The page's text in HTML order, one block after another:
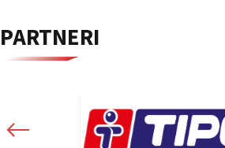
PARTNERI